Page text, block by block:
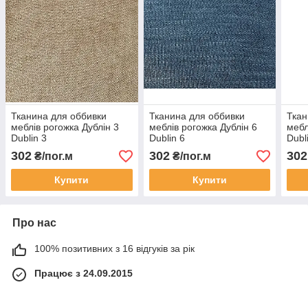
Тканина для оббивки
меблів рогожка Дублін 3
Dublin 3
302 ₴/пог.м
Купити
Тканина для оббивки
меблів рогожка Дублін 6
Dublin 6
302₴/пог.м
Купити
302
Про нас
100% позитивних з 16 відгуків за рік
Працює з 24.09.2015